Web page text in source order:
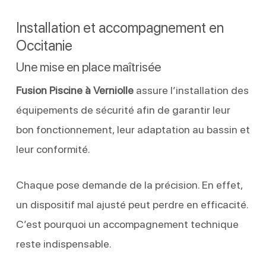
Installation et accompagnement en
Occitanie
Une mise en place maîtrisée
Fusion Piscine à Verniolleassure l’installation des
équipements de sécurité afin de garantir leur
bon fonctionnement, leur adaptation au bassin et
leur conformité.
Chaque pose demande de la précision. En effet,
un dispositif mal ajusté peut perdre en efficacité.
C’est pourquoi un accompagnement technique
reste indispensable.